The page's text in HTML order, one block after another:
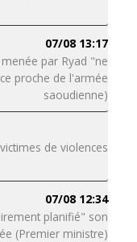
07/08 13:17
par Ryad "ne
proche de l'armée
saoudienne)
de violences
07/08 12:34
planifié" son
(Premier ministre)